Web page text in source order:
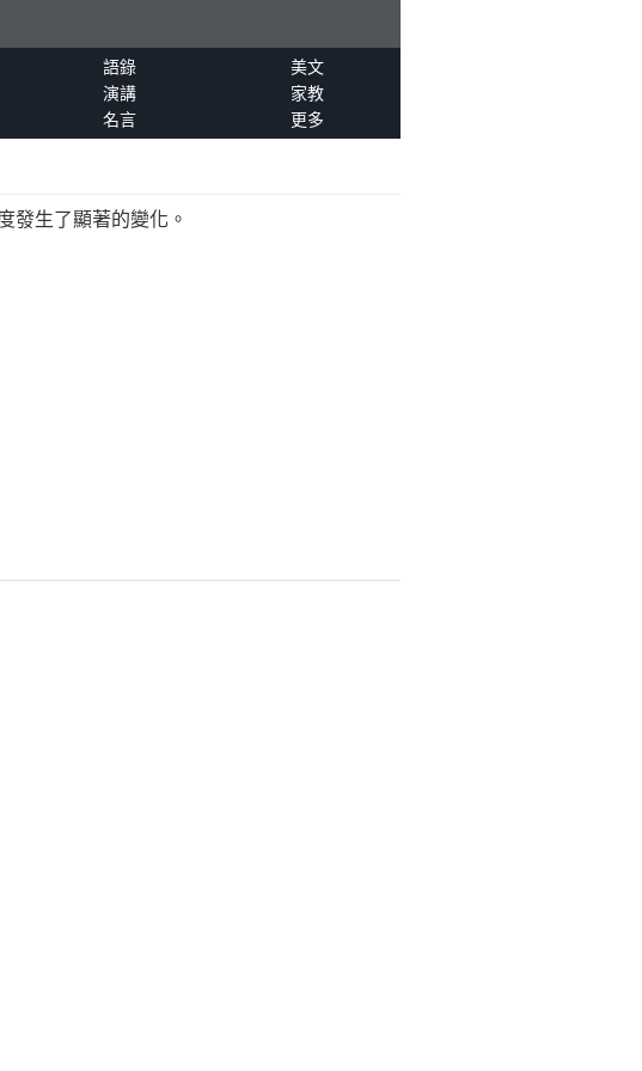
語錄
美文
演講
家教
名言 更多
發生了顯著的變化。